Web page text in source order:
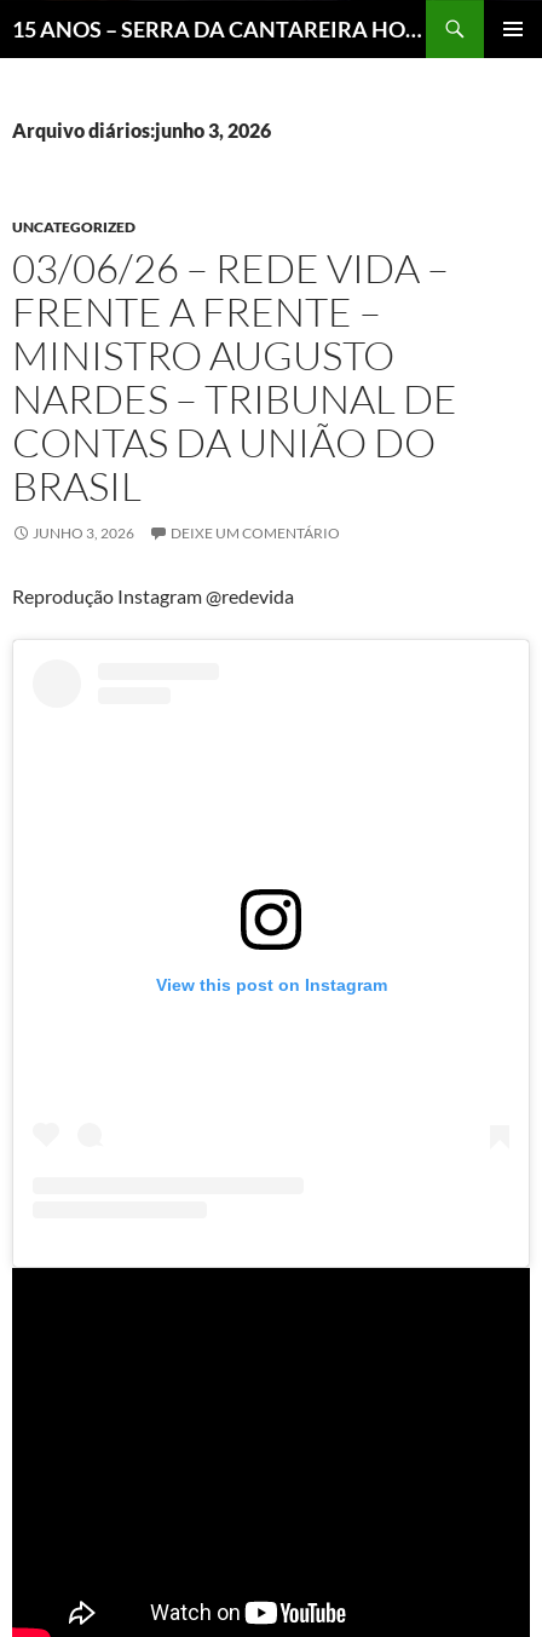
15 ANOS – SERRA DA CANTAREIRA HOJE E COTIDIANO DO BRASIL E DO MUNDO
Arquivo diários:junho 3, 2026
UNCATEGORIZED
03/06/26 – REDE VIDA –
FRENTE A FRENTE –
MINISTRO AUGUSTO
NARDES – TRIBUNAL DE
CONTAS DA UNIÃO DO
BRASIL
JUNHO 3, 2026 DEIXE UM COMENTÁRIO
Reprodução Instagram @redevida
View this post on Instagram